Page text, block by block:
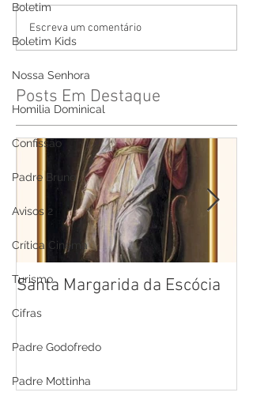
Boletim
Boletim Kids
Nossa Senhora
Homilia Dominical
Confissão
Padre Bruno
Avisos 2
Crítica Cinema
Turismo
Cifras
Padre Godofredo
Padre Mottinha
Escreva um comentário
Posts Em Destaque
Santa Margarida da Escócia